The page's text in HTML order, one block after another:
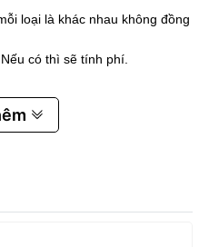
loại là khác nhau không đồng
có thì sẽ tính phí.